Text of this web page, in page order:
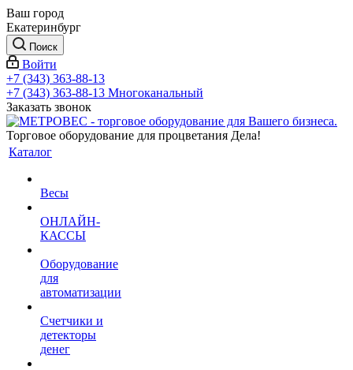
Ваш город
Екатеринбург
Поиск
Войти
+7 (343) 363-88-13
+7 (343) 363-88-13 Многоканальный
Заказать звонок
Торговое оборудование для процветания Дела!
Каталог
Весы
ОНЛАЙН-
КАССЫ
Оборудование
для
автоматизации
Счетчики и
детекторы
денег